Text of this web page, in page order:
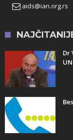
aids@ian.org.rs
Dr